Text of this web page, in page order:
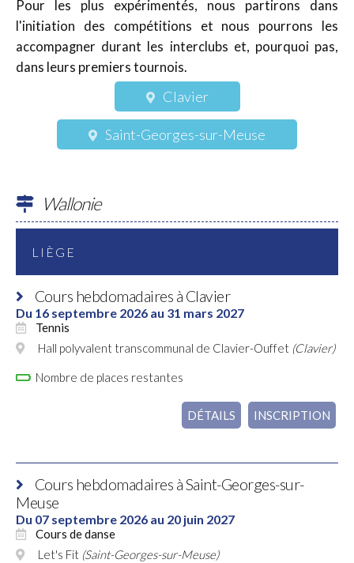
Pour les plus expérimentés, nous partirons dans
l'initiation des compétitions et nous pourrons les
accompagner durant les interclubs et, pourquoi pas,
dans leurs premiers tournois.
Clavier
Saint-Georges-sur-Meuse
Wallonie
LIÈGE
Cours hebdomadaires à Clavier
Du 16 septembre 2026 au 31 mars 2027
Tennis
Hall polyvalent transcommunal de Clavier-Ouffet (Clavier)
Nombre de places restantes
DÉTAILS INSCRIPTION
Cours hebdomadaires à Saint-Georges-sur-
Meuse
Du 07 septembre 2026 au 20 juin 2027
Cours de danse
Let's Fit (Saint-Georges-sur-Meuse)